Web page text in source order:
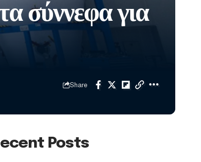
σύννεφα για
Share
Posts